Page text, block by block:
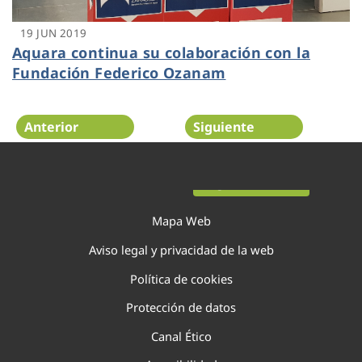
19 JUN 2019
Aquara continua su colaboración con la
Fundación Federico Ozanam
Anterior Siguiente
Mapa Web
Aviso legal y privacidad de la web
Política de cookies
Protección de datos
Canal Ético